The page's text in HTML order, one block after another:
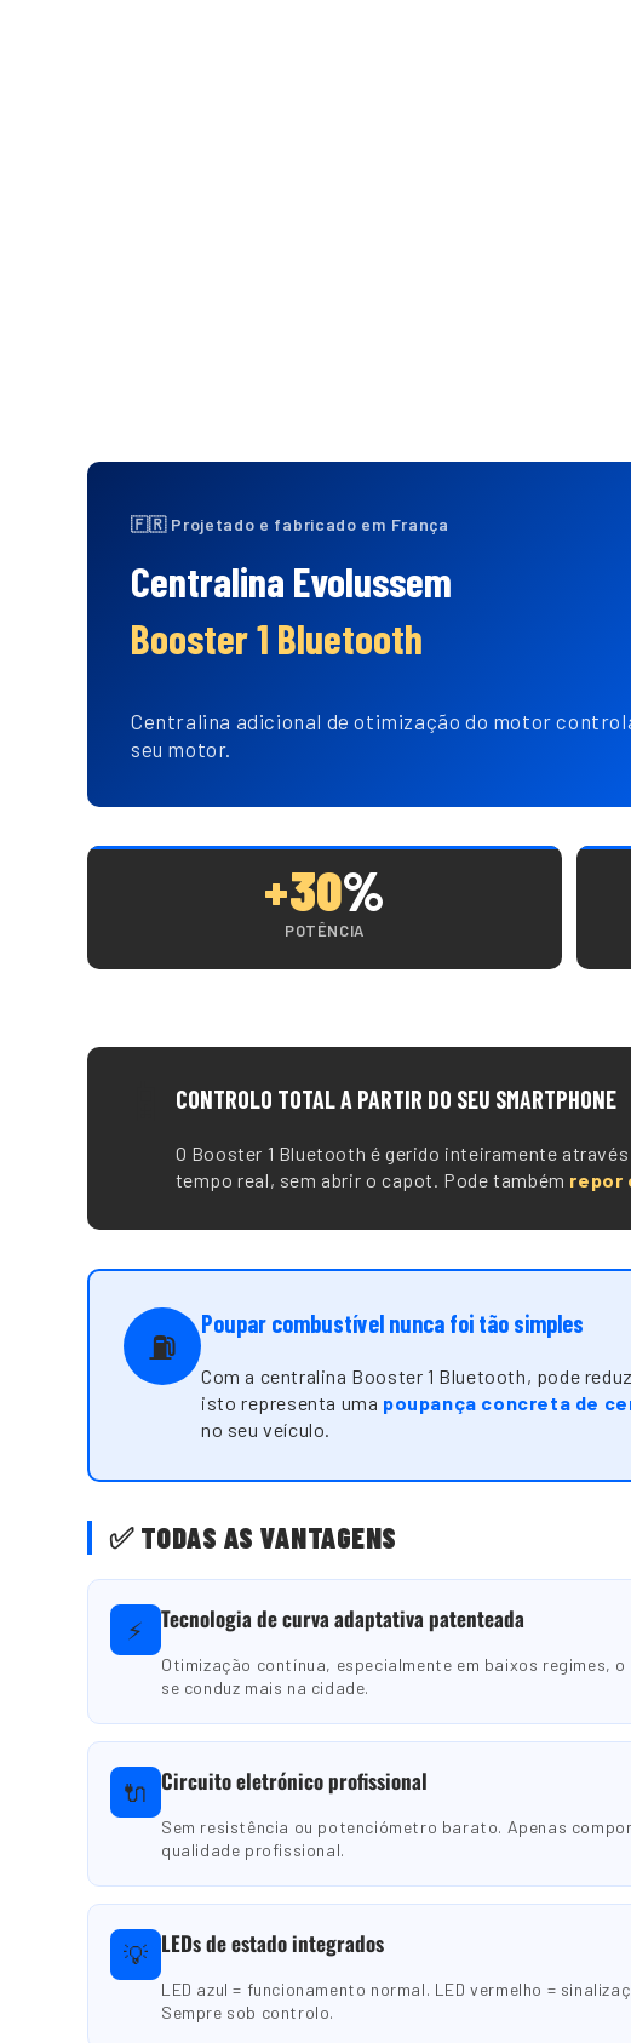
30
🇫🇷 Projetado e fabricado em França
Centralina Evolussem
Booster 1 Bluetooth
Centralina adicional de otimização do motor
seu motor.
+30%
POTÊNCIA
CONTROLO TOTAL A PARTIR DO SEU SMARTPHONE
O Booster 1 Bluetooth é gerido inteiramente através
tempo real, sem abrir o capot. Pode também repor
⛽
Poupar combustível nunca foi tão simples
Com a centralina Booster 1 Bluetooth, pode
isto representa uma poupança concreta de
no seu veículo.
✅ TODAS AS VANTAGENS
⚡ Tecnologia de curva adaptativa patenteada
Otimização contínua, especialmente em baixos regimes, o
se conduz mais na cidade.
🔌 Circuito eletrónico profissional
Sem resistência ou potenciómetro barato. Apenas
qualidade profissional.
💡 LEDs de estado integrados
LED azul = funcionamento normal. LED vermelho =
Sempre sob controlo.